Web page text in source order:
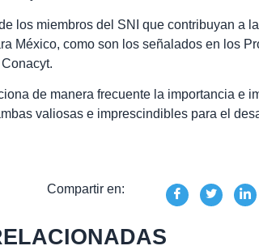
los miembros del SNI que contribuyan a
México, como son los señalados en los
de manera frecuente la importancia e
valiosas e imprescindibles para el
Compartir en: